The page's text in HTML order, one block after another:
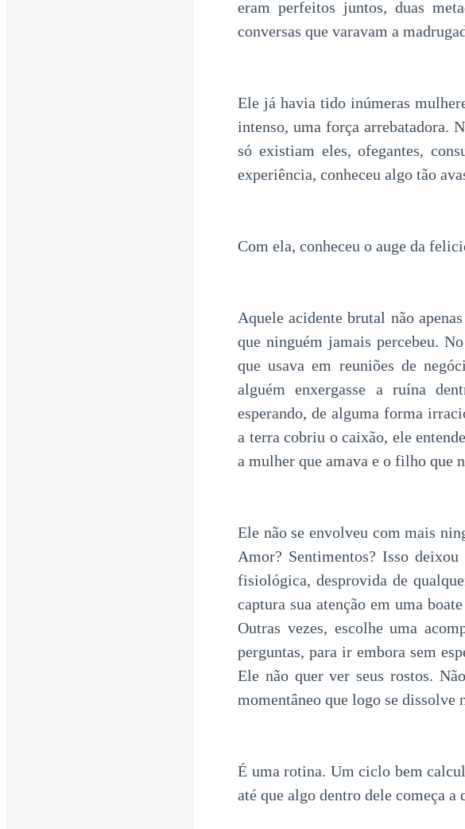
eram perfeitos juntos, duas
conversas que varavam a
Ele já havia tido inúmeras
intenso, uma força arrebatadora.
só existiam eles, ofegantes,
experiência, conheceu algo tão
Com ela, conheceu o auge da
Aquele acidente brutal não
que ninguém jamais percebeu.
que usava em reuniões de
alguém enxergasse a ruína
esperando, de alguma forma
a terra cobriu o caixão, ele
a mulher que amava e o filho que
Ele não se envolveu com mais
Amor? Sentimentos? Isso
fisiológica, desprovida de
captura sua atenção em uma
Outras vezes, escolhe uma
perguntas, para ir embora sem
Ele não quer ver seus rostos.
momentâneo que logo se dissolve
É uma rotina. Um ciclo bem
até que algo dentro dele começa a